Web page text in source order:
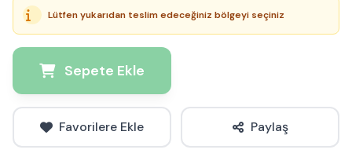
Lütfen yukarıdan teslim edeceğiniz bölgeyi seçiniz
Sepete Ekle
Favorilere Ekle Paylaş